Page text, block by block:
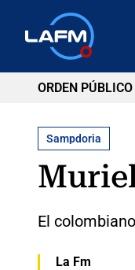
ORDEN PÚBLICO
Sampdoria
El
La Fm